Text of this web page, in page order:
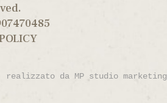
realizzato da MP studio marketing